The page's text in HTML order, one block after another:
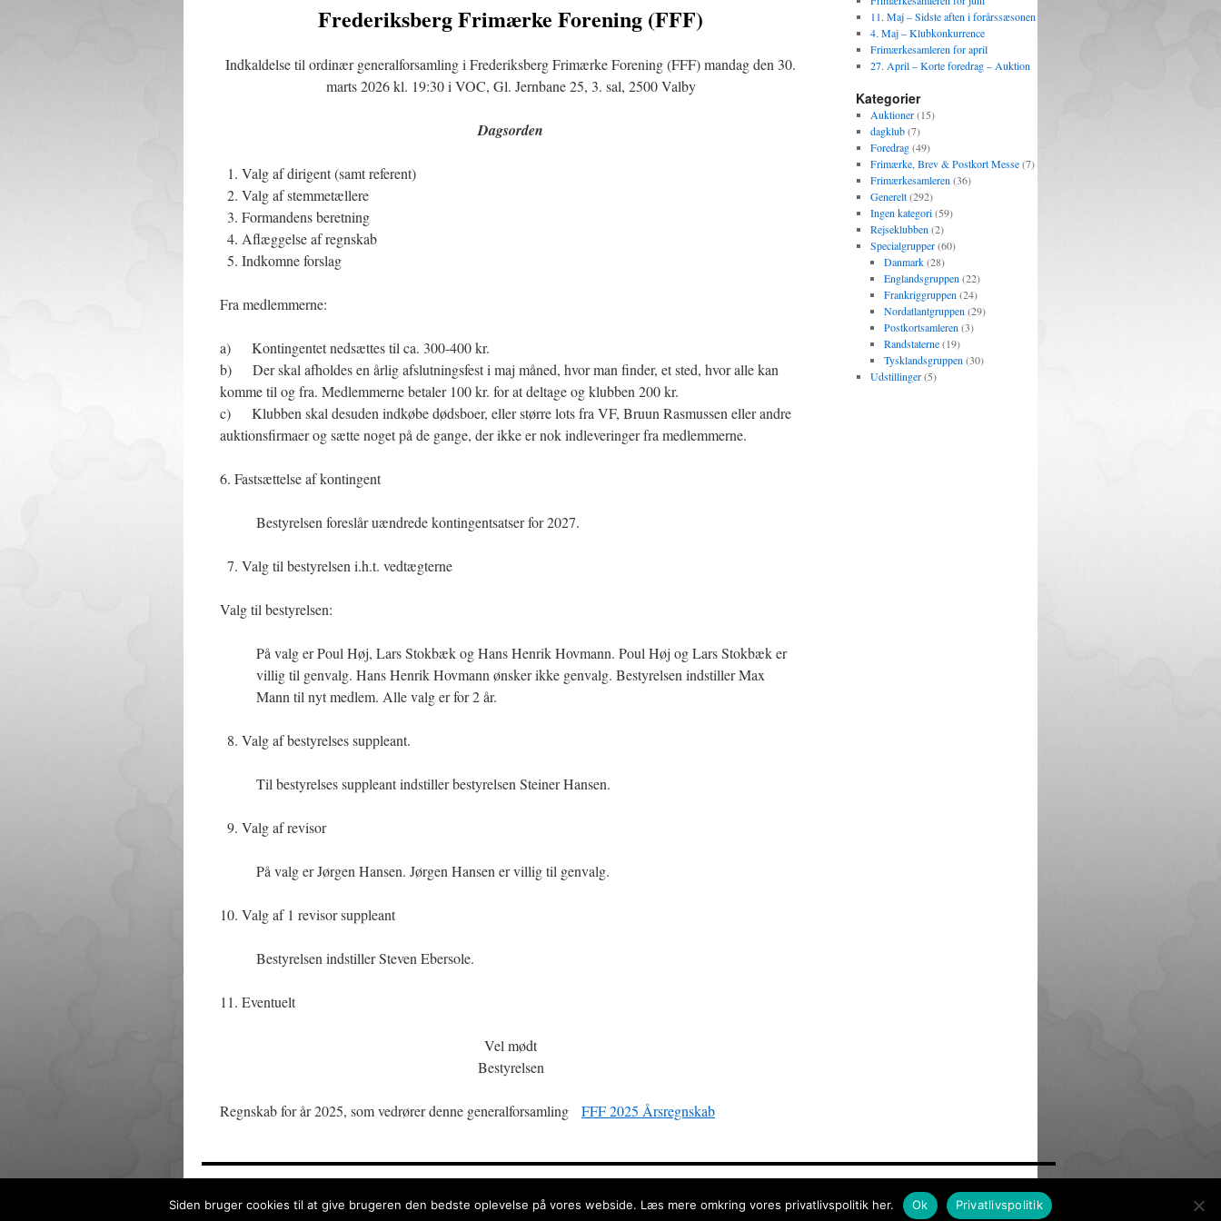
Frederiksberg Frimærke Forening (FFF)
Indkaldelse til ordinær generalforsamling i Frederiksberg Frimærke Forening (FFF) mandag den 30.
marts 2026 kl. 19:30 i VOC, Gl. Jernbane 25, 3. sal, 2500 Valby
Dagsorden
Valg af dirigent (samt referent)
Valg af stemmetællere
Formandens beretning
Aflæggelse af regnskab
Indkomne forslag
Fra medlemmerne:
a) Kontingentet nedsættes til ca. 300-400 kr.
b) Der skal afholdes en årlig afslutningsfest i maj måned, hvor man finder, et sted, hvor alle kan
komme til og fra. Medlemmerne betaler 100 kr. for at deltage og klubben 200 kr.
c) Klubben skal desuden indkøbe dødsboer, eller større lots fra VF, Bruun Rasmussen eller andre
auktionsfirmaer og sætte noget på de gange, der ikke er nok indleveringer fra medlemmerne.
6. Fastsættelse af kontingent
Bestyrelsen foreslår uændrede kontingentsatser for 2027.
Valg til bestyrelsen i.h.t. vedtægterne
Valg til bestyrelsen:
På valg er Poul Høj, Lars Stokbæk og Hans Henrik Hovmann. Poul Høj og Lars Stokbæk er
villig til genvalg. Hans Henrik Hovmann ønsker ikke genvalg. Bestyrelsen indstiller Max
Mann til nyt medlem. Alle valg er for 2 år.
Valg af bestyrelses suppleant.
Til bestyrelses suppleant indstiller bestyrelsen Steiner Hansen.
Valg af revisor
På valg er Jørgen Hansen. Jørgen Hansen er villig til genvalg.
Valg af 1 revisor suppleant
Bestyrelsen indstiller Steven Ebersole.
Eventuelt
Vel mødt
Bestyrelsen
Regnskab for år 2025, som vedrører denne generalforsamling FFF 2025 Årsregnskab
11. Maj – Sidste aften i forårssæsonen
4. Maj – Klubkonkurrence
Frimærkesamleren for april
27. April – Korte foredrag – Auktion
Kategorier
Auktioner(15)
dagklub(7)
Foredrag(49)
Frimærke, Brev & Postkort Messe(7)
Frimærkesamleren (36)
Generelt(292)
Ingen kategori(59)
Rejseklubben (2)
Specialgrupper(60)
Danmark(28)
Englandsgruppen (22)
Frankriggruppen (24)
Nordatlantgruppen (29)
Postkortsamleren (3)
Randstaterne(19)
Tysklandsgruppen (30)
Udstillinger(5)
© Copyright Frimærkesamleren 2021
Siden bruger cookies til at give brugeren den bedste oplevelse på vores webside. Læs mere omkring vores privatlivspolitik her. Ok Privatlivspolitik